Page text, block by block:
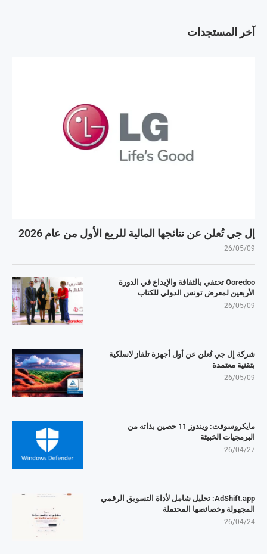
آخر المستجدات
إل جي تُعلن عن نتائجها المالية للربع الأول من عام 2026
26/05/09
Ooredoo تحتفي بالثقافة والإبداع في الدورة
الأربعين لمعرض تونس الدولي للكتاب
26/05/09
شركة إل جي تُعلن عن أول أجهزة تلفاز لاسلكية
بتقنية معتمدة
26/05/09
مايكروسوفت: ويندوز 11 حصين بذاته من
البرمجيات الخبيثة
26/04/27
AdShift.app: تحليل شامل لأداة التسويق الرقمي
المجهولة وخصائصها المحتملة
26/04/24